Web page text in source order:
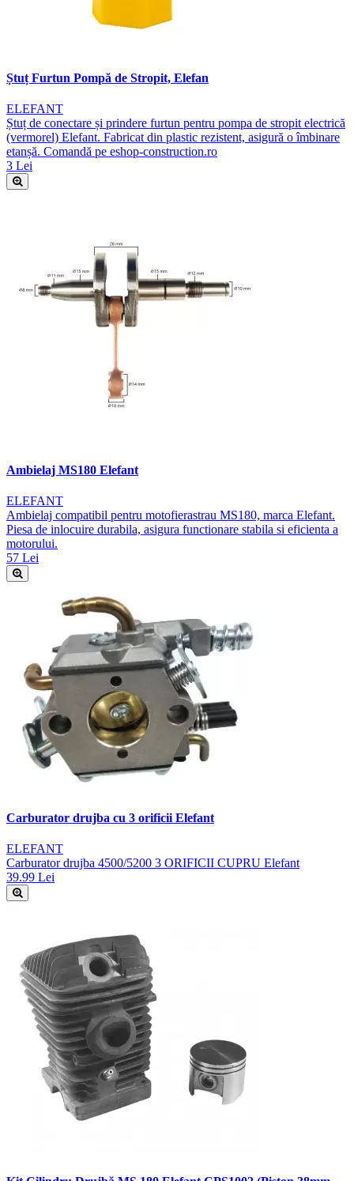
Ștuț Furtun Pompă de Stropit, Elefan
ELEFANT
Ștuț de conectare și prindere furtun pentru pompa de stropit electrică
(vermorel) Elefant. Fabricat din plastic rezistent, asigură o îmbinare
etanșă. Comandă pe eshop-construction.ro
3 Lei
Ambielaj MS180 Elefant
ELEFANT
Ambielaj compatibil pentru motofierastrau MS180, marca Elefant.
Piesa de inlocuire durabila, asigura functionare stabila si eficienta a
motorului.
57 Lei
Carburator drujba cu 3 orificii Elefant
ELEFANT
Carburator drujba 4500/5200 3 ORIFICII CUPRU Elefant
39.99 Lei